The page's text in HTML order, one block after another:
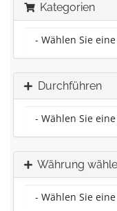
Kategorien
Durchführen
Währung